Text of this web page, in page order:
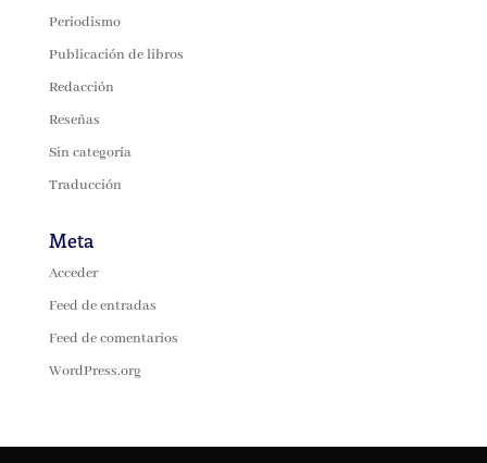
Periodismo
Publicación de libros
Redacción
Reseñas
Sin categoría
Traducción
Meta
Acceder
Feed de entradas
Feed de comentarios
WordPress.org